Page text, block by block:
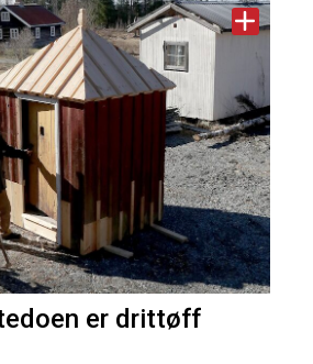
er drittøff